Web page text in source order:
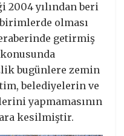
yılından beri
olması
getirmiş
bugünlere zemin
belediyelerin ve
yapmamasının
kesilmiştir.